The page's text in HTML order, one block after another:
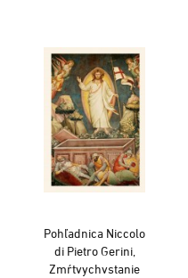
Pohľadnica Niccolo
di Pietro Gerini,
Zmŕtvychvstanie